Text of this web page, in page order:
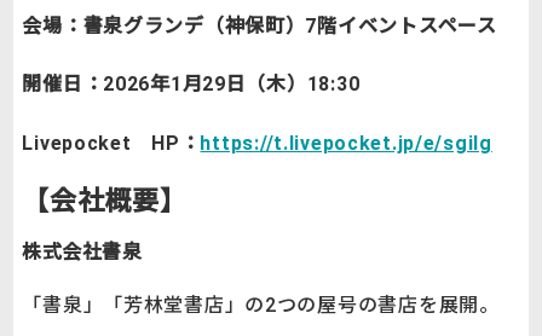
会場：書泉グランデ（神保町）7階イベントスペース
開催日：2026年1月29日（木）18:30
Livepocket HP： https://t.livepocket.jp/e/sgilg
【会社概要】
株式会社書泉
「書泉」「芳林堂書店」の2つの屋号の書店を展開。